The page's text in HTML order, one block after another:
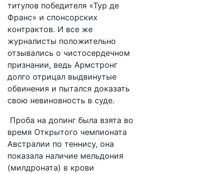
титулов победителя «Тур де
Франс» и спонсорских
контрактов. И все же
журналисты положительно
отзывались о чистосердечном
признании, ведь Армстронг
долго отрицал выдвинутые
обвинения и пытался доказать
свою невиновность в суде.
Проба на допинг была взята во
время Открытого чемпионата
Австралии по теннису, она
показала наличие мельдония
(милдроната) в крови